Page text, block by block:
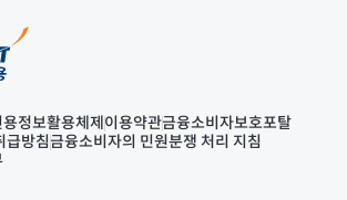
용정보활용체제 이용약관금융소비자보호포탈
급방침금융소비자의 민원분쟁 처리 지침